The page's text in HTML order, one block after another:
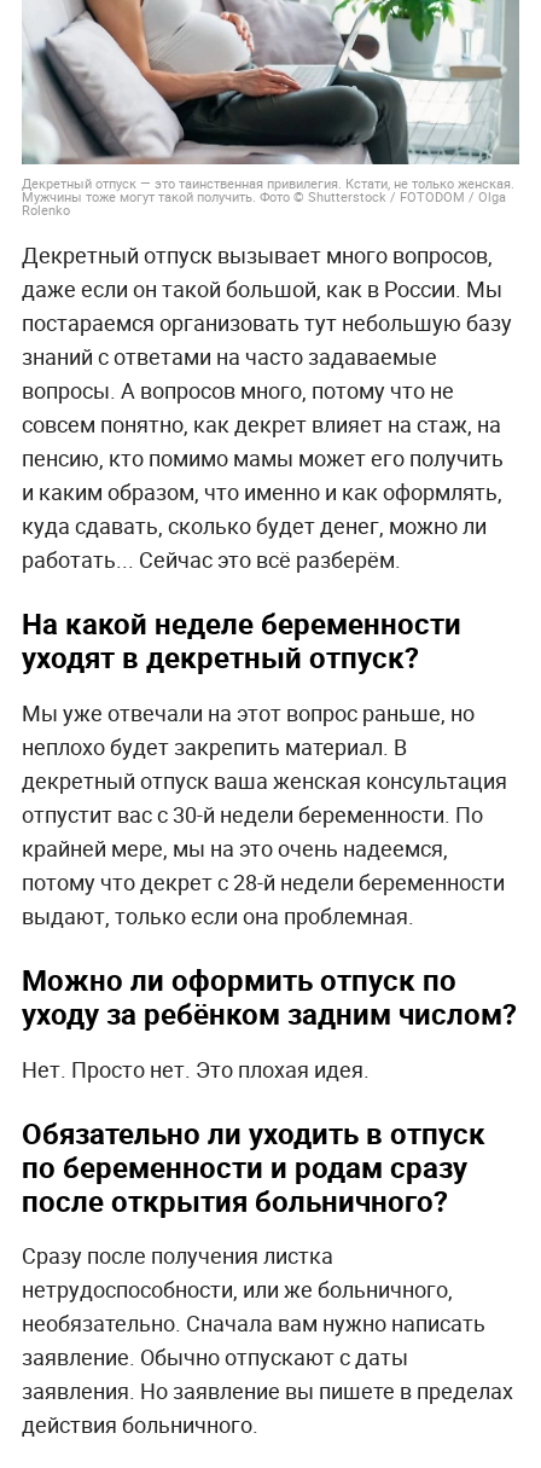
Декретный отпуск — это таинственная привилегия. Кстати, не только женская.
Мужчины тоже могут такой получить. Фото © Shutterstock / FOTODOM / Olga
Rolenko
Декретный отпуск вызывает много вопросов,
даже если он такой большой, как в России. Мы
постараемся организовать тут небольшую базу
знаний с ответами на часто задаваемые
вопросы. А вопросов много, потому что не
совсем понятно, как декрет влияет на стаж, на
пенсию, кто помимо мамы может его получить
и каким образом, что именно и как оформлять,
куда сдавать, сколько будет денег, можно ли
работать... Сейчас это всё разберём.
На какой неделе беременности
уходят в декретный отпуск?
Мы уже отвечали на этот вопрос раньше, но
неплохо будет закрепить материал. В
декретный отпуск ваша женская консультация
отпустит вас с 30-й недели беременности. По
крайней мере, мы на это очень надеемся,
потому что декрет с 28-й недели беременности
выдают, только если она проблемная.
Можно ли оформить отпуск по
уходу за ребёнком задним числом?
Нет. Просто нет. Это плохая идея.
Обязательно ли уходить в отпуск
по беременности и родам сразу
после открытия больничного?
Сразу после получения листка
нетрудоспособности, или же больничного,
необязательно. Сначала вам нужно написать
заявление. Обычно отпускают с даты
заявления. Но заявление вы пишете в пределах
действия больничного.